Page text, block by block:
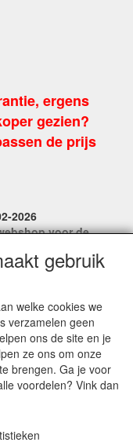
ergens
gezien?
de prijs
2026
voor de
Copyright by
reproduced without
contact:
gebruik
welke cookies we
verzamelen geen
ons de site en je
ze ons om onze
brengen. Ga je voor
voordelen? Vink dan